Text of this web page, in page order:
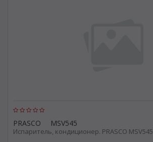
PRASCO MSV545
Испаритель, кондиционер. PRASCO MSV545